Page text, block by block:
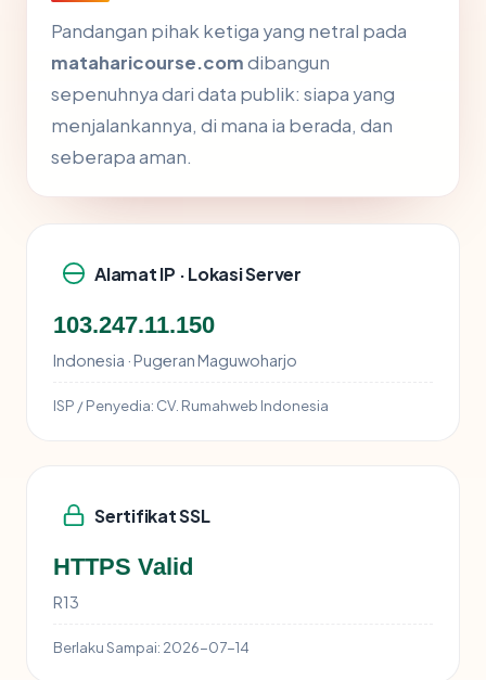
Pandangan pihak ketiga yang netral pada
mataharicourse.comdibangun
sepenuhnya dari data publik: siapa yang
menjalankannya, di mana ia berada, dan
seberapa aman.
Alamat IP · Lokasi Server
103.247.11.150
Indonesia · Pugeran Maguwoharjo
ISP / Penyedia: CV. Rumahweb Indonesia
Sertifikat SSL
HTTPS Valid
R13
Berlaku Sampai: 2026-07-14